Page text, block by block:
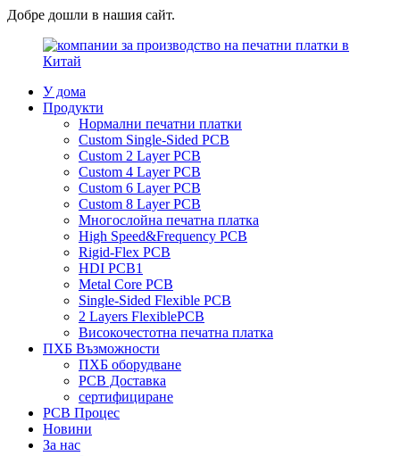
Добре дошли в нашия сайт.
У дома
Продукти
Нормални печатни платки
Custom Single-Sided PCB
Custom 2 Layer PCB
Custom 4 Layer PCB
Custom 6 Layer PCB
Custom 8 Layer PCB
Многослойна печатна платка
High Speed&Frequency PCB
Rigid-Flex PCB
HDI PCB1
Metal Core PCB
Single-Sided Flexible PCB
2 Layers FlexiblePCB
Високочестотна печатна платка
ПХБ Възможности
ПХБ оборудване
PCB Доставка
сертифициране
PCB Процес
Новини
За нас